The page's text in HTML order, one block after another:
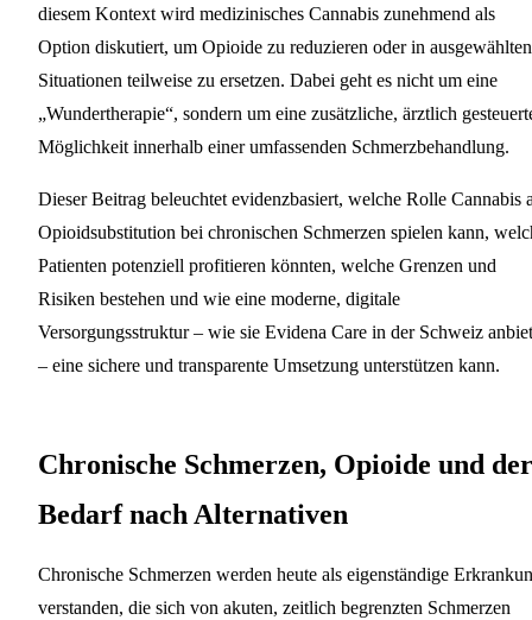
diesem Kontext wird medizinisches Cannabis zunehmend als
Option diskutiert, um Opioide zu reduzieren oder in ausgewählten
Situationen teilweise zu ersetzen. Dabei geht es nicht um eine
„Wundertherapie“, sondern um eine zusätzliche, ärztlich
Möglichkeit innerhalb einer umfassenden Schmerzbehandlung.
Dieser Beitrag beleuchtet evidenzbasiert, welche Rolle Cannabis
Opioidsubstitution bei chronischen Schmerzen spielen kann,
Patienten potenziell profitieren könnten, welche Grenzen und
Risiken bestehen und wie eine moderne, digitale
Versorgungsstruktur – wie sie Evidena Care in der Schweiz
– eine sichere und transparente Umsetzung unterstützen kann.
Chronische Schmerzen, Opioide und der
Bedarf nach Alternativen
Chronische Schmerzen werden heute als eigenständige
verstanden, die sich von akuten, zeitlich begrenzten Schmerzen